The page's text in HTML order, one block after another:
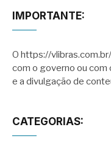
IMPORTANTE:
O https://
com o governo ou com
e a divulgação de
CATEGORIAS: